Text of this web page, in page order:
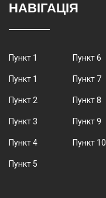
НАВІГАЦІЯ
Пункт 1
Пункт 1
Пункт 2
Пункт 3
Пункт 4
Пункт 5
Пункт 6
Пункт 7
Пункт 8
Пункт 9
Пункт 10